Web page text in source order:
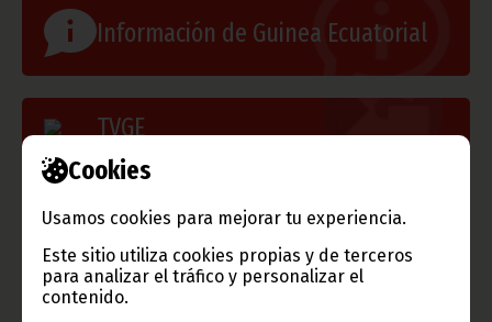
Cookies
Usamos cookies para mejorar tu experiencia.
Este sitio utiliza cookies propias y de terceros
para analizar el tráfico y personalizar el
contenido.
Información de Guinea Ecuatorial
TVGE
Radio Nacional de Guinea
Ecuatorial
Haz click aquí para escuchar ahora